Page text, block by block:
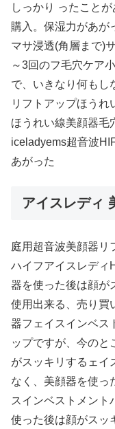
しっかり ったこと
購入。保湿力があが
マサ浸透(角層まで)
～3回のフ毛穴ケア
で、いきなり何もし
リフトアップほうれ
ほうれい線美顔器毛
iceladyems超音波
あがった
アイスレディ
庭用超音波美顔器リ
ハイフアイスレディ
器を使った後は顔が
使用出来る、売り買
器フェイスインベス
ップですが、今のと
がスッキリするェイ
なく、美顔器を使っ
スインベストメント
使った後は顔がスッ